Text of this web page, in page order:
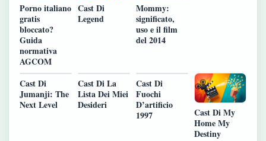
Porno italiano
gratis
bloccato?
Guida
normativa
AGCOM
Cast Di
Legend
Mommy:
significato,
uso e il film
del 2014
Cast Di
Jumanji: The
Next Level
Cast Di La
Lista Dei Miei
Desideri
Cast Di
Fuochi
D’artificio
1997
Cast Di My
Home My
Destiny